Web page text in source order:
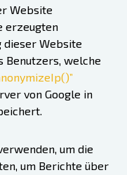
Website
erzeugten
dieser Website
Benutzers, welche
von Google in
um die
um Berichte über